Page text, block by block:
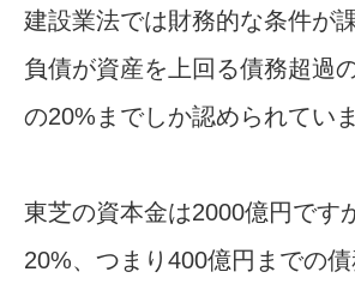
建設業法では財務的な条件が
負債が資産を上回る債務超過
の20%までしか認められていま
東芝の資本金は2000億円です
20%、つまり400億円までの